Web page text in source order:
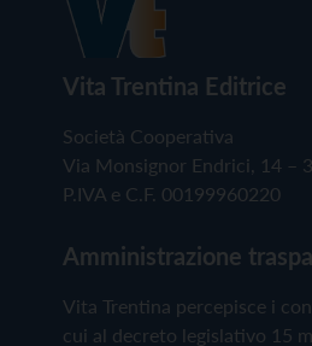
Vita Trentina Editrice
Società Cooperativa
Via Monsignor Endrici, 14 –
P.IVA e C.F. 00199960220
Amministrazione
Vita Trentina percepisce i
cui al decreto legislativo 15